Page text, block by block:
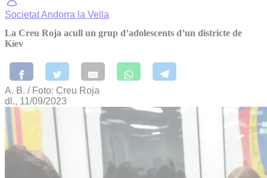
SocietatAndorra la Vella
La Creu Roja acull un grup d’adolescents d’un districte de
Kíev
A. B. / Foto: Creu Roja
dl., 11/09/2023